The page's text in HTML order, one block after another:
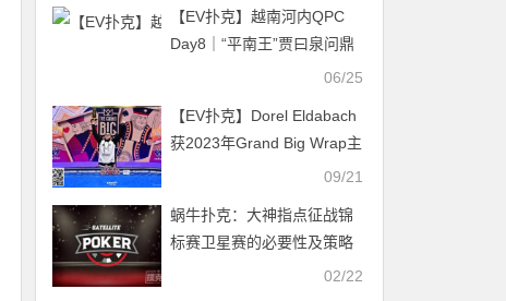
【EV扑克】越南河内QPC
Day8｜“平南王”贾曰泉问鼎
豪客帝国赛冠军，罗爽、潘
陈明聪、冯苗打入主赛决赛
桌将冲击奖杯
06/25
【EV扑克】Dorel Eldabach
获2023年Grand Big Wrap主
赛冠军 第八届扑克大师赛于
09/21
蜗牛扑克：大神指点征战锦
标赛卫星赛的必要性及策略
02/22